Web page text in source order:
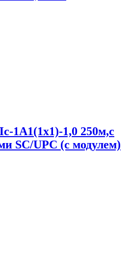
1А1(1х1)-1,0 250м,c
SC/UPC (с модулем)